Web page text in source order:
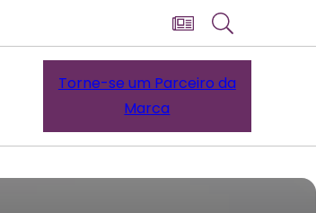
Torne-se um Parceiro da
Marca